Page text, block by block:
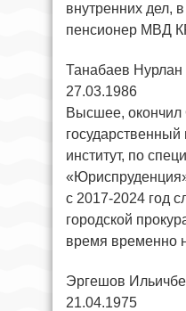
внутренних дел,
пенсионер МВД
Танабаев
27.03.1986
Высшее, окончил
институт, по
с 2017-2024 год
городской
время временно
Эргешов
21.04.1975